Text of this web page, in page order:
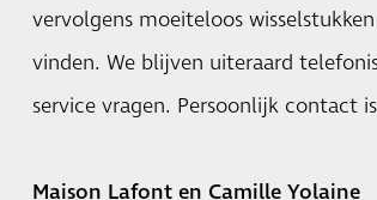
vervolgens moeiteloos
vinden. We blijven uiteraard
service vragen. Persoonlijk contact
Maison Lafont en Camille Yolaine